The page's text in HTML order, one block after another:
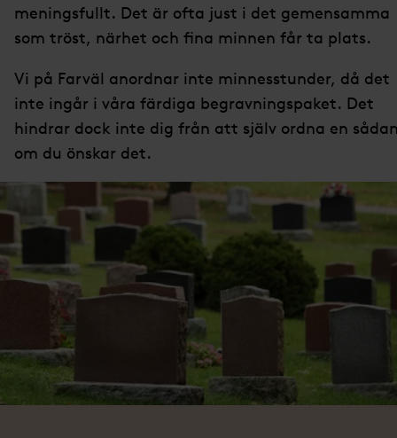
meningsfullt. Det är ofta just i det gemensamma
som tröst, närhet och fina minnen får ta plats.
Vi på Farväl anordnar inte minnesstunder, då det
inte ingår i våra färdiga begravningspaket. Det
hindrar dock inte dig från att själv ordna en
om du önskar det.